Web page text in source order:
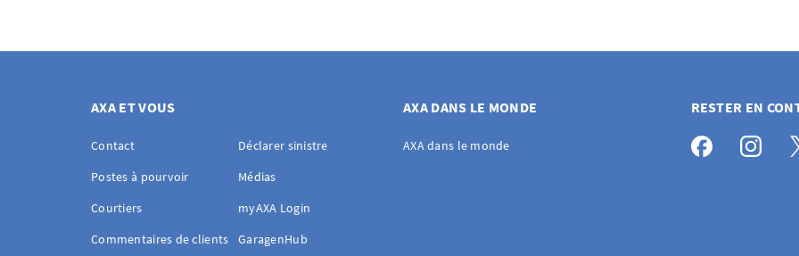
AXA ET VOUS
Contact
Déclarer sinistre
Postes à pourvoir
Médias
Courtiers
myAXA Login
Commentaires de clients
GaragenHub
AXA DANS LE MONDE
AXA dans le monde
RESTER EN